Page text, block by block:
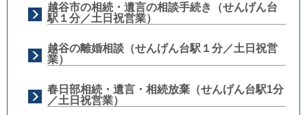
越谷市の相続・遺言の相談手続き（せんげん台
駅１分／土日祝営業）
越谷の離婚相談（せんげん台駅１分／土日祝営
業）
春日部相続・遺言・相続放棄（せんげん台駅1分
／土日祝営業）